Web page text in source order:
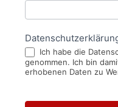
Ich habe die
genommen. Ich bin
erhobenen Daten zu